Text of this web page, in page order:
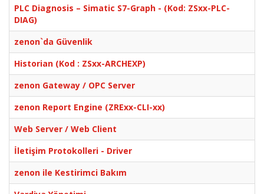
PLC Diagnosis – Simatic S7-Graph - (Kod: ZSxx-PLC-
DIAG)
zenon`da Güvenlik
Historian (Kod : ZSxx-ARCHEXP)
zenon Gateway / OPC Server
zenon Report Engine (ZRExx-CLI-xx)
Web Server / Web Client
İletişim Protokolleri - Driver
zenon ile Kestirimci Bakım